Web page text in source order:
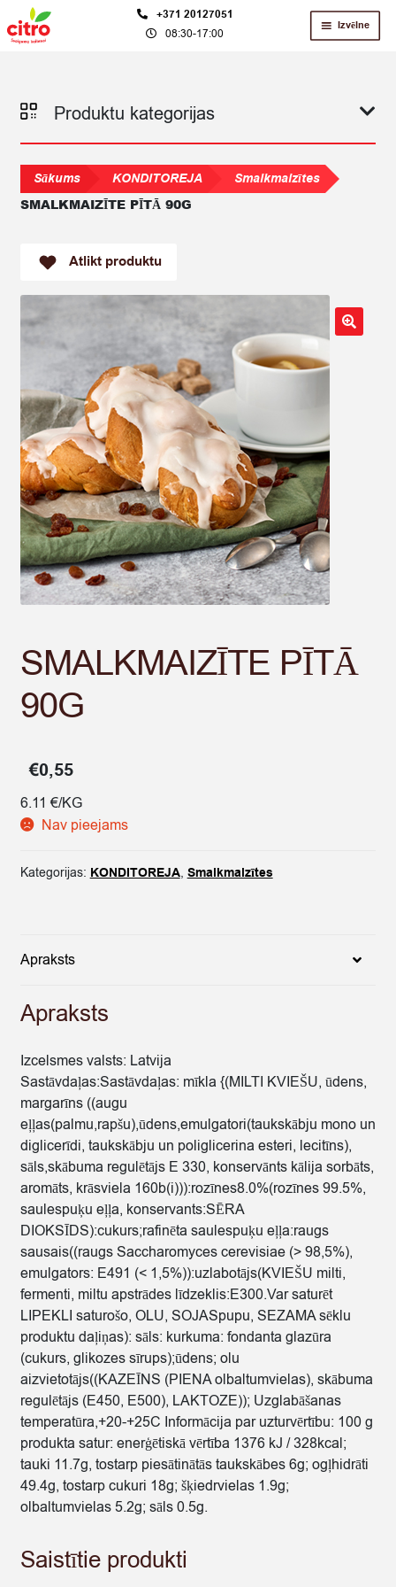
Skip
to
Skip
to
+371 20127051
08:30-17:00
Izvēlne
Produktu kategorijas
Sākums KONDITOREJA
Smalkmaizītes
SMALKMAIZĪTE PĪTĀ 90G
Atlikt produktu
SMALKMAIZĪTE PĪTĀ
90G
€0,55
6.11 €/KG
Nav pieejams
Kategorijas: KONDITOREJA, Smalkmaizītes
Apraksts
Apraksts
Izcelsmes valsts: Latvija
Sastāvdaļas:Sastāvdaļas: mīkla {(MILTI KVIEŠU, ūdens,
margarīns ((augu
eļļas(palmu,rapšu),ūdens,emulgatori(taukskābju mono un
diglicerīdi, taukskābju un poliglicerina esteri, lecitīns),
sāls,skābuma regulētājs E 330, konservānts kālija sorbāts,
aromāts, krāsviela 160b(i))):rozīnes8.0%(rozīnes 99.5%,
saulespuķu eļļa, konservants:SĒRA
DIOKSĪDS):cukurs;rafinēta saulespuķu eļļa:raugs
sausais((raugs Saccharomyces cerevisiae (> 98,5%),
emulgators: E491 (< 1,5%)):uzlabotājs(KVIEŠU milti,
fermenti, miltu apstrādes līdzeklis:E300.Var saturēt
LIPEKLI saturošo, OLU, SOJASpupu, SEZAMA sēklu
produktu daļiņas): sāls: kurkuma: fondanta glazūra
(cukurs, glikozes sīrups);ūdens; olu
aizvietotājs((KAZEĪNS (PIENA olbaltumvielas), skābuma
regulētājs (E450, E500), LAKTOZE)); Uzglabāšanas
temperatūra,+20-+25C Informācija par uzturvērtību: 100 g
produkta satur: enerģētiskā vērtība 1376 kJ / 328kcal;
tauki 11.7g, tostarp piesātinātās taukskābes 6g; ogļhidrāti
49.4g, tostarp cukuri 18g; šķiedrvielas 1.9g;
olbaltumvielas 5.2g; sāls 0.5g.
Saistītie produkti